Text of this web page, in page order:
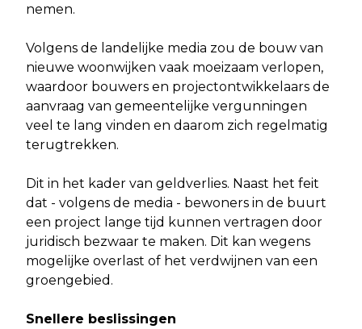
nemen.
Volgens de landelijke media zou de bouw van
nieuwe woonwijken vaak moeizaam verlopen,
waardoor bouwers en projectontwikkelaars de
aanvraag van gemeentelijke vergunningen
veel te lang vinden en daarom zich regelmatig
terugtrekken.
Dit in het kader van geldverlies. Naast het feit
dat - volgens de media - bewoners in de buurt
een project lange tijd kunnen vertragen door
juridisch bezwaar te maken. Dit kan wegens
mogelijke overlast of het verdwijnen van een
groengebied.
Snellere beslissingen